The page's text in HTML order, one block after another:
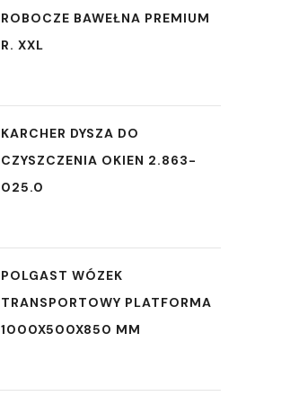
ROBOCZE BAWEŁNA PREMIUM
R. XXL
KARCHER DYSZA DO
CZYSZCZENIA OKIEN 2.863-
025.0
POLGAST WÓZEK
TRANSPORTOWY PLATFORMA
1000X500X850 MM